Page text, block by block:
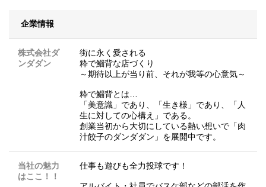
企業情報
株式会社ダ
ンダダン
街に永く愛される
粋で鯔背な店づくり
～期待以上が当り前、それが我等の心意気～
粋で鯔背とは…
「美意識」であり、「生き様」であり、「人
生に対しての心構え」である。
創業当初から大切にしている熱い想いで「肉
汁餃子のダンダダン」を展開中です。
当社の魅力
はここ！！
仕事も遊びも全力投球です！